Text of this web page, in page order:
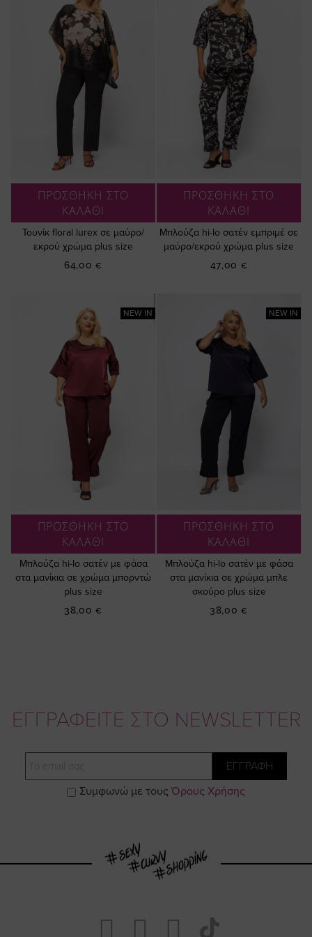
ΠΡΟΣΘΗΚΗ ΣΤΟ
ΚΑΛΑΘΙ
Τουνίκ floral lurex σε μαύρο/
εκρού χρώμα plus size
64,00 €
ΠΡΟΣΘΗΚΗ ΣΤΟ
ΚΑΛΑΘΙ
Μπλούζα hi-lo σατέν εμπριμέ σε
μαύρο/εκρού χρώμα plus size
47,00 €
NEW IN
ΠΡΟΣΘΗΚΗ ΣΤΟ
ΚΑΛΑΘΙ
Μπλούζα hi-lo σατέν με φάσα
στα μανίκια σε χρώμα μπορντώ
plus size
38,00 €
NEW IN
ΠΡΟΣΘΗΚΗ ΣΤΟ
ΚΑΛΑΘΙ
Μπλούζα hi-lo σατέν με φάσα
στα μανίκια σε χρώμα μπλε
σκούρο plus size
38,00 €
ΕΓΓΡΑΦΕΙΤΕ ΣΤΟ NEWSLETTER
ΕΓΓΡΑΦΗ
Συμφωνώ με τους Όρους Χρήσης
Visit Visit Visit